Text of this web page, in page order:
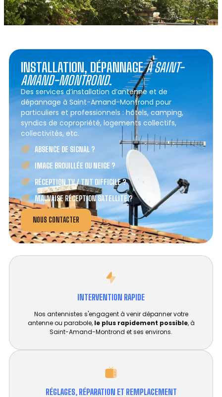
INSTALLATION, DÉPANNAGEÀ SAINT-
AMAND-MONTROND.
Des services d’installation d’antenne et de
dépannage à Saint-Amand-Montrond pour
particuliers et professionnels : hôtels, camping,
syndics de copropriété, logements collectifs,
collectivités, etc.
ABSENCE DE SIGNAL ?
IMAGE BROUILLÉE OU NEIGE ?
RÉCEPTION TV / TNT DIFFICILE ?
MAUVAISE RÉCEPTION SATELLITE ?
NOUS CONTACTER
INTERVENTION RAPIDE
Nos antennistes s'engagent à venir dépanner votre
antenne ou parabole, le plus rapidement possible, à
Saint-Amand-Montrond et ses environs.
RÉGLAGES, RÉPARATION ET REMPLACEMENT​